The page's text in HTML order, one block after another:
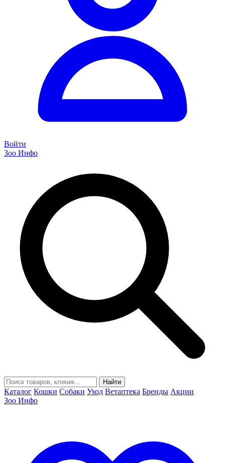
Войти
Зоо Инфо
Найти
Каталог Кошки Собаки Уход Ветаптека Бренды Акции
Зоо Инфо